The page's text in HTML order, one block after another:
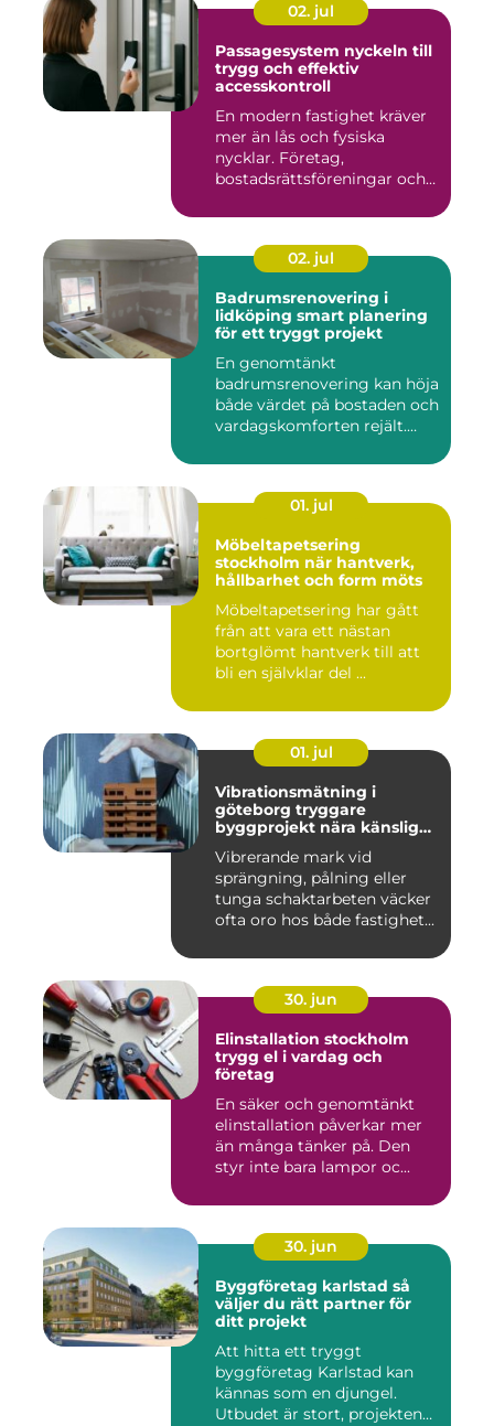
02. jul
Passagesystem nyckeln till
trygg och effektiv
accesskontroll
En modern fastighet kräver
mer än lås och fysiska
nycklar. Företag,
bostadsrättsföreningar och
02. jul
Badrumsrenovering i
lidköping smart planering
för ett tryggt projekt
En genomtänkt
badrumsrenovering kan höja
både värdet på bostaden och
vardagskomforten rejält.
01. jul
Möbeltapetsering
stockholm när hantverk,
hållbarhet och form möts
Möbeltapetsering har gått
från att vara ett nästan
bortglömt hantverk till att
bli en självklar del ...
01. jul
Vibrationsmätning i
göteborg tryggare
byggprojekt nära känsliga
Vibrerande mark vid
sprängning, pålning eller
tunga schaktarbeten väcker
ofta oro hos både fastighet...
30. jun
Elinstallation stockholm
trygg el i vardag och
företag
En säker och genomtänkt
elinstallation påverkar mer
än många tänker på. Den
styr inte bara lampor oc...
30. jun
Byggföretag karlstad så
väljer du rätt partner för
ditt projekt
Att hitta ett tryggt
byggföretag Karlstad kan
kännas som en djungel.
Utbudet är stort, projekten